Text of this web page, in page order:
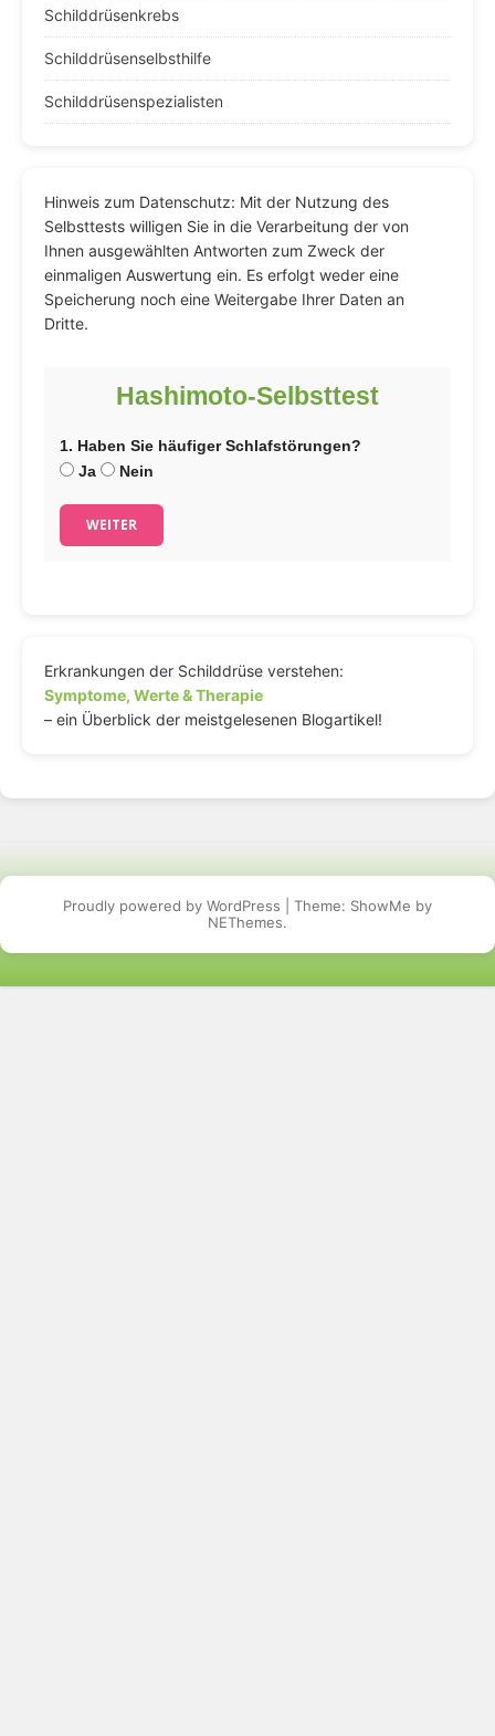
Schilddrüsenkrebs
Schilddrüsenselbsthilfe
Schilddrüsenspezialisten
Hinweis zum Datenschutz: Mit der Nutzung des
Selbsttests willigen Sie in die Verarbeitung der von
Ihnen ausgewählten Antworten zum Zweck der
einmaligen Auswertung ein. Es erfolgt weder eine
Speicherung noch eine Weitergabe Ihrer Daten an
Dritte.
Hashimoto-Selbsttest
1. Haben Sie häufiger Schlafstörungen?
Ja
Nein
WEITER
Erkrankungen der Schilddrüse verstehen:
Symptome, Werte & Therapie
– ein Überblick der meistgelesenen Blogartikel!
Proudly powered by WordPress
Theme: ShowMe by
NEThemes.